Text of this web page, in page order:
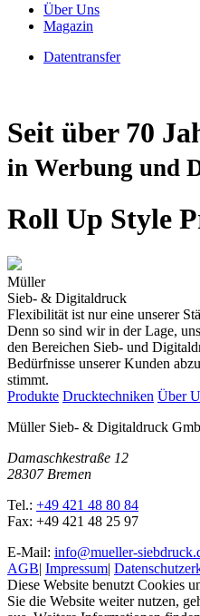
Über Uns
Magazin
Datentransfer
Seit über 70
in Werbung und
Roll Up Style
Müller
Sieb- & Digitaldruck
Flexibilität ist nur eine unserer
Denn so sind wir in der Lage,
den Bereichen Sieb- und
Bedürfnisse unserer Kunden
stimmt.
Produkte Drucktechniken Über
Müller Sieb- & Digitaldruck
Damaschkestraße 12
28307 Bremen
Tel.: +49 421 48 80 84
Fax: +49 421 48 25 97
E-Mail: info@mueller-
AGB| Impressum|
Diese Website benutzt Cookies
Sie die Website weiter nutzen,